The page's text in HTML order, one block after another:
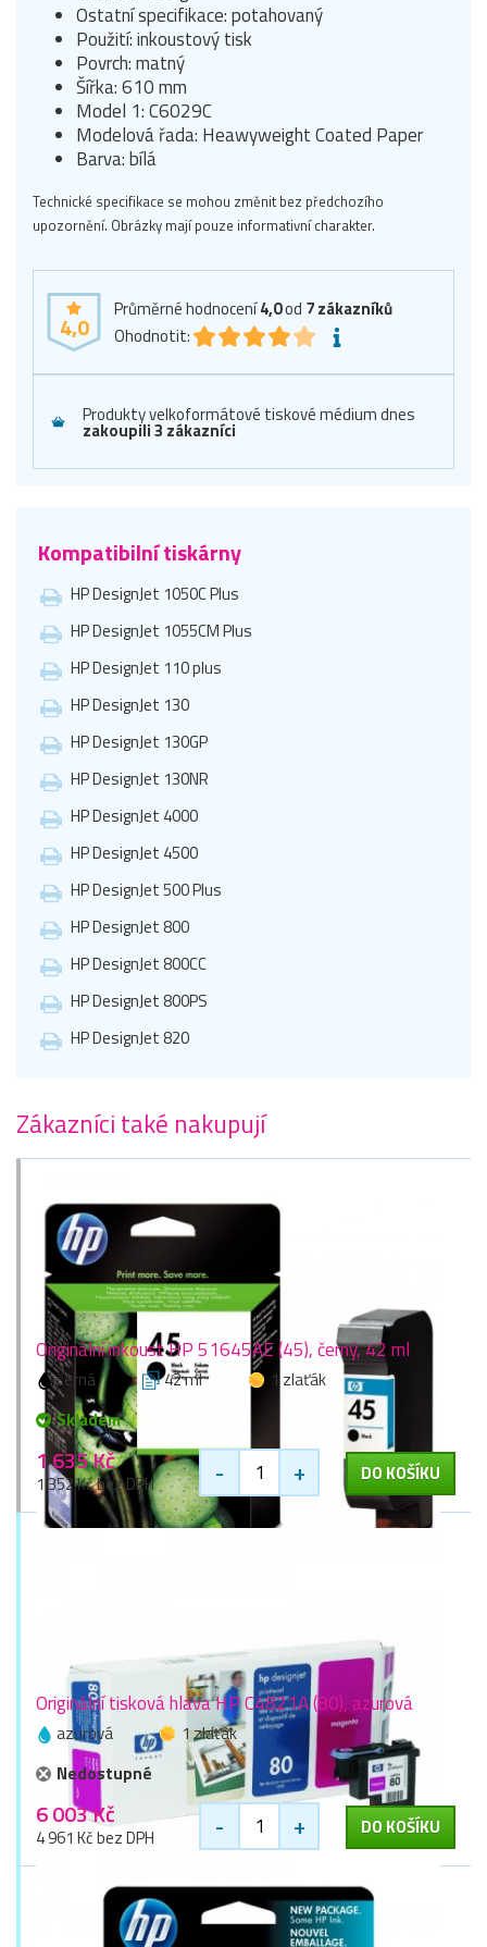
Ostatní specifikace: potahovaný
Použití: inkoustový tisk
Povrch: matný
Šířka: 610 mm
Model 1: C6029C
Modelová řada: Heawyweight Coated Paper
Barva: bílá
Technické specifikace se mohou změnit bez předchozího
upozornění. Obrázky mají pouze informativní charakter.
4,0
Průměrné hodnocení4,0od 7zákazníků
Ohodnotit:
Produkty velkoformátové tiskové médium dnes
zakoupili 3 zákazníci
Kompatibilní tiskárny
HP DesignJet 1050C Plus
HP DesignJet 1055CM Plus
HP DesignJet 110 plus
HP DesignJet 130
HP DesignJet 130GP
HP DesignJet 130NR
HP DesignJet 4000
HP DesignJet 4500
HP DesignJet 500 Plus
HP DesignJet 800
HP DesignJet 800CC
HP DesignJet 800PS
HP DesignJet 820
Zákazníci také nakupují
Originální inkoust HP 51645AE (45), černý, 42 ml
černá 42 ml
1 zlaťák
Skladem
1 635 Kč
1 352 Kč bez DPH - + DO KOŠÍKU
Originální tisková hlava HP C4821A (80), azurová
azurová
1 zlaťák
Nedostupné
6 003 Kč
4 961 Kč bez DPH - + DO KOŠÍKU